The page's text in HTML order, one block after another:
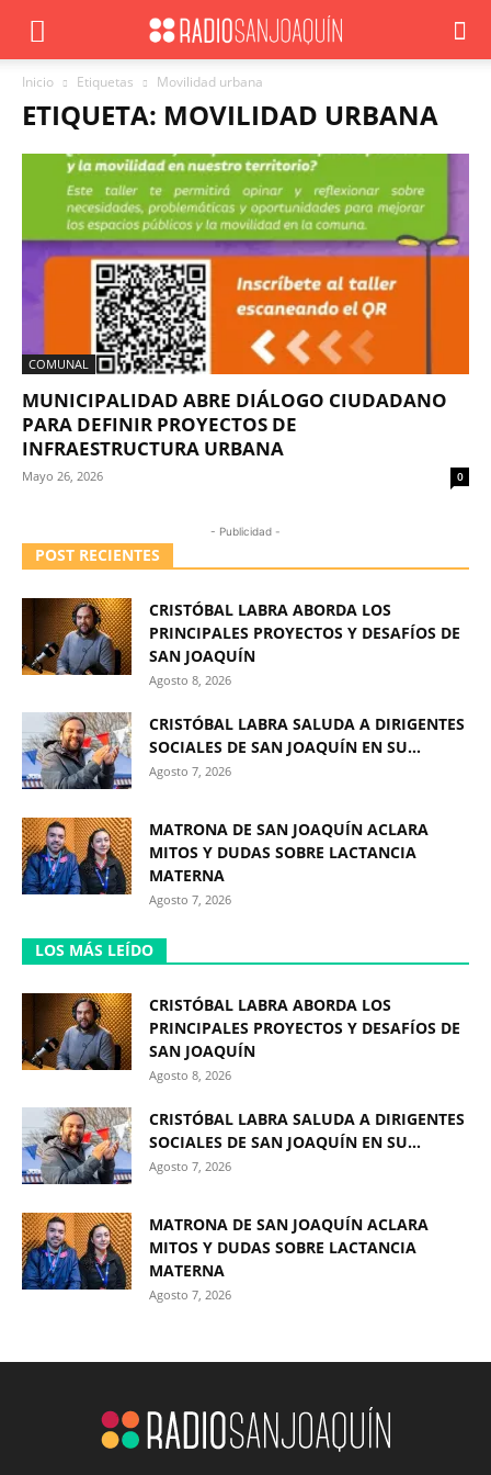
Inicio Etiquetas Movilidad urbana
ETIQUETA: MOVILIDAD URBANA
COMUNAL
MUNICIPALIDAD ABRE DIÁLOGO CIUDADANO
PARA DEFINIR PROYECTOS DE
INFRAESTRUCTURA URBANA
Mayo 26, 2026 0
- Publicidad -
POST RECIENTES
CRISTÓBAL LABRA ABORDA LOS
PRINCIPALES PROYECTOS Y DESAFÍOS DE
SAN JOAQUÍN
Agosto 8, 2026
CRISTÓBAL LABRA SALUDA A DIRIGENTES
SOCIALES DE SAN JOAQUÍN EN SU...
Agosto 7, 2026
MATRONA DE SAN JOAQUÍN ACLARA
MITOS Y DUDAS SOBRE LACTANCIA
MATERNA
Agosto 7, 2026
LOS MÁS LEÍDO
CRISTÓBAL LABRA ABORDA LOS
PRINCIPALES PROYECTOS Y DESAFÍOS DE
SAN JOAQUÍN
Agosto 8, 2026
CRISTÓBAL LABRA SALUDA A DIRIGENTES
SOCIALES DE SAN JOAQUÍN EN SU...
Agosto 7, 2026
MATRONA DE SAN JOAQUÍN ACLARA
MITOS Y DUDAS SOBRE LACTANCIA
MATERNA
Agosto 7, 2026